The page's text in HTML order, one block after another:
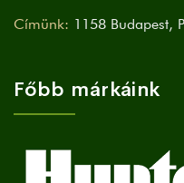
Címünk: 1158 Budapest,
Főbb márkáink